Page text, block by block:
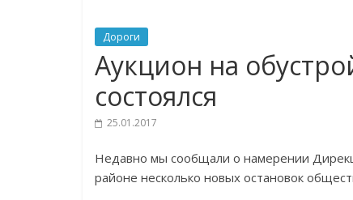
Дороги
Аукцион на
состоялся
25.01.2017
Недавно мы сообщали о намерении
районе несколько новых остановок